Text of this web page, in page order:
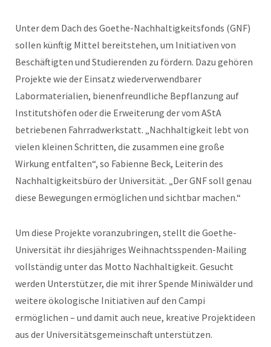
Unter dem Dach des Goethe-Nachhaltigkeitsfonds (GNF)
sollen künftig Mittel bereitstehen, um Initiativen von
Beschäftigten und Studierenden zu fördern. Dazu gehören
Projekte wie der Einsatz wiederverwendbarer
Labormaterialien, bienenfreundliche Bepflanzung auf
Institutshöfen oder die Erweiterung der vom AStA
betriebenen Fahrradwerkstatt. „Nachhaltigkeit lebt von
vielen kleinen Schritten, die zusammen eine große
Wirkung entfalten“, so Fabienne Beck, Leiterin des
Nachhaltigkeitsbüro der Universität. „Der GNF soll genau
diese Bewegungen ermöglichen und sichtbar machen.“
Um diese Projekte voranzubringen, stellt die Goethe-
Universität ihr diesjähriges Weihnachtsspenden-Mailing
vollständig unter das Motto Nachhaltigkeit. Gesucht
werden Unterstützer, die mit ihrer Spende Miniwälder und
weitere ökologische Initiativen auf den Campi
ermöglichen – und damit auch neue, kreative Projektideen
aus der Universitätsgemeinschaft unterstützen.